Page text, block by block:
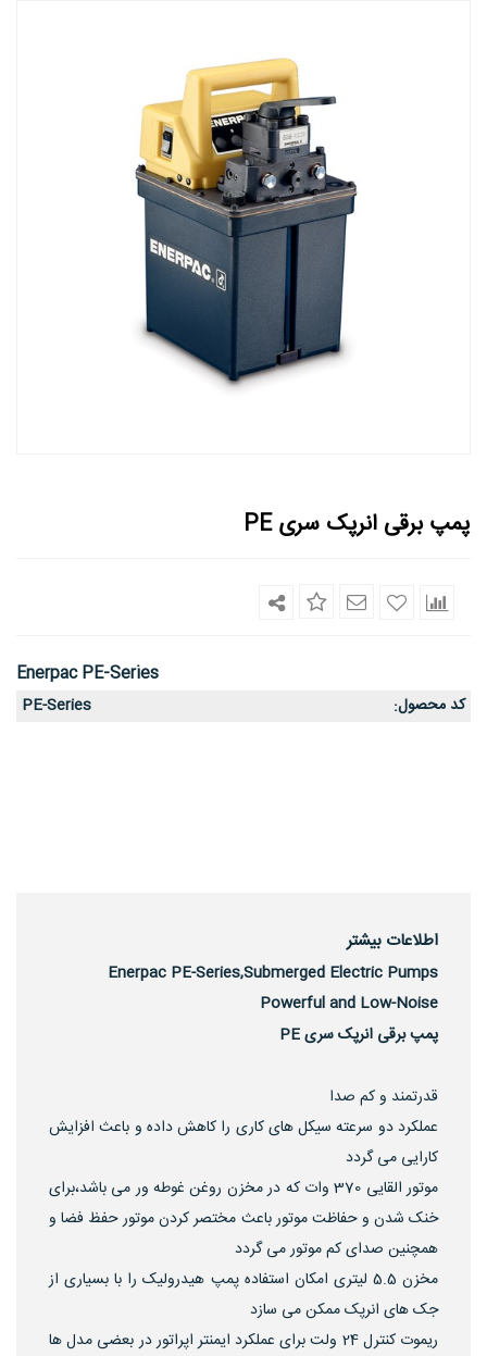
پمپ برقی انرپک سری PE
Enerpac PE-Series
کد محصول:
PE-Series
اطلاعات بیشتر
Enerpac PE-Series,Submerged Electric Pumps
Powerful and Low-Noise
پمپ برقی انرپک سری PE
قدرتمند و کم صدا
عملکرد دو سرعته سیکل های کاری را کاهش داده و باعث افزایش
کارایی می گردد
موتور القایی 370 وات که در مخزن روغن غوطه ور می باشد،برای
خنک شدن و حفاظت موتور باعث مختصر کردن موتور حفظ فضا و
همچنین صدای کم موتور می گردد
مخزن 5.5 لیتری امکان استفاده پمپ هیدرولیک را با بسیاری از
جک های انرپک ممکن می سازد
ریموت کنترل 24 ولت برای عملکرد ایمنتر اپراتور در بعضی مدل ها